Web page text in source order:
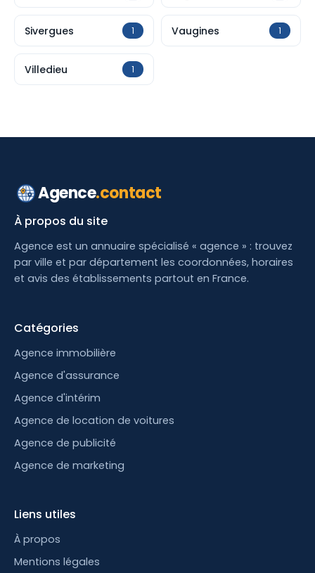
Sivergues 1 Vaugines 1
Villedieu 1
Agence.contact
À propos du site
Agence est un annuaire spécialisé « agence » : trouvez
par ville et par département les coordonnées, horaires
et avis des établissements partout en France.
Catégories
Agence immobilière
Agence d'assurance
Agence d'intérim
Agence de location de voitures
Agence de publicité
Agence de marketing
Liens utiles
À propos
Mentions légales